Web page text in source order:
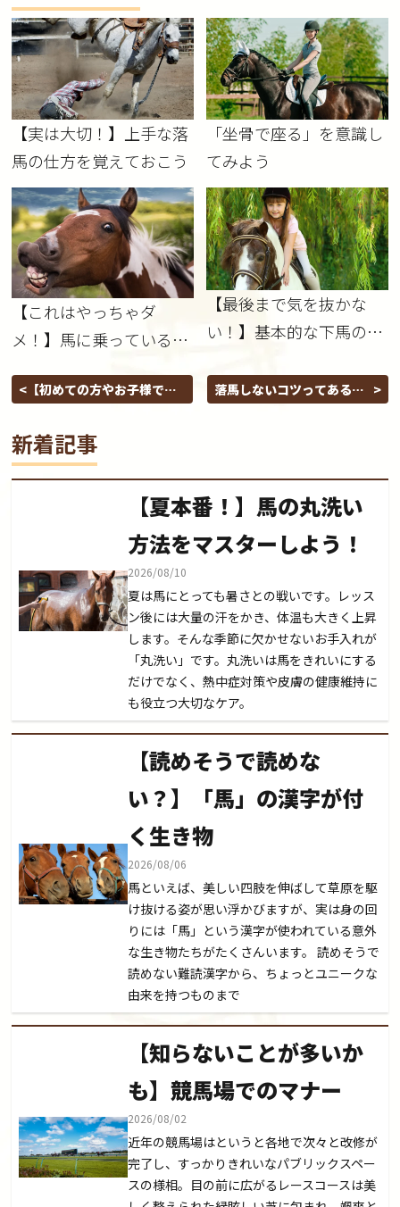
【実は大切！】上手な落
馬の仕方を覚えておこう
「坐骨で座る」を意識し
てみよう
【これはやっちゃダ
メ！】馬に乗っていると
【最後まで気を抜かな
い！】基本的な下馬の手
【初めての方やお子様でも
ろいろ
落馬しないコツってある
新着記事
【夏本番！】馬の丸洗い
方法をマスターしよう！
2026/08/10
夏は馬にとっても暑さとの戦いです。レッス
ン後には大量の汗をかき、体温も大きく上昇
します。そんな季節に欠かせないお手入れが
「丸洗い」です。丸洗いは馬をきれいにする
だけでなく、熱中症対策や皮膚の健康維持に
も役立つ大切なケア。
【読めそうで読めな
い？】「馬」の漢字が付
く生き物
2026/08/06
馬といえば、美しい四肢を伸ばして草原を駆
け抜ける姿が思い浮かびますが、実は身の回
りには「馬」という漢字が使われている意外
な生き物たちがたくさんいます。 読めそうで
読めない難読漢字から、ちょっとユニークな
由来を持つものまで
【知らないことが多いか
も】競馬場でのマナー
2026/08/02
近年の競馬場はというと各地で次々と改修が
完了し、すっかりきれいなパブリックスペー
スの様相。目の前に広がるレースコースは美